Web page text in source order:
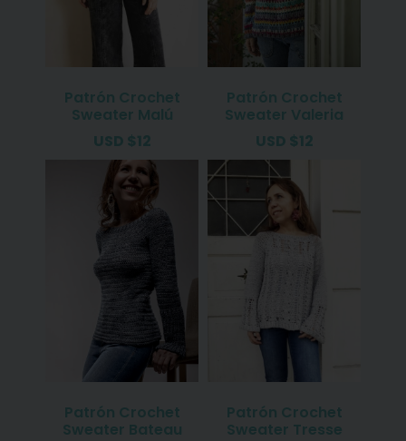
Patrón Crochet
Sweater Malú
USD $12
Patrón Crochet
Sweater Valeria
USD $12
Patrón Crochet
Sweater Bateau
Patrón Crochet
Sweater Tresse